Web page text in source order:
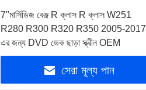
7"মার্সিডিজ বেঞ্জ R ক্লাস R ক্লাস W251
R280 R300 R320 R350 2005-2017
এর জন্য DVD ডেক ছাড়া স্ক্রীন OEM
সেরা মূল্য পান